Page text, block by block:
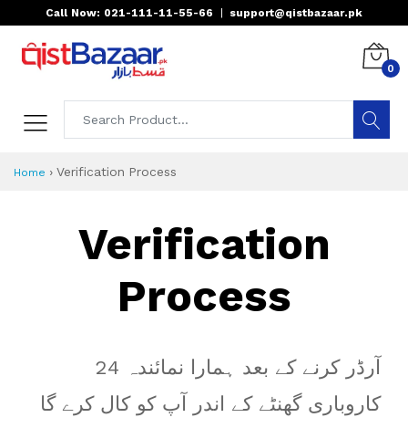
Call Now: 021-111-11-55-66 support@qistbazaar.pk
0
Home › Verification Process
Verification
Process
آرڈر کرنے کے بعد ہمارا نمائندہ 24
کاروباری گھنٹے کے اندر آپ کو کال کرے گا